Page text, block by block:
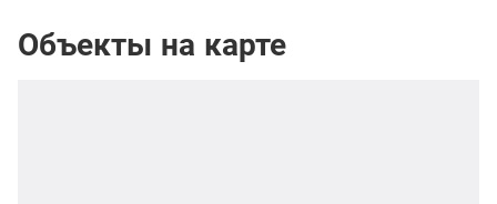
Объекты на карте